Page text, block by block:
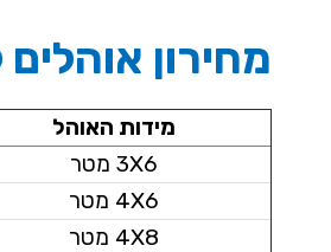
מחירון
מידות האוהל
3X6 מטר
4X6 מטר
4X8 מטר